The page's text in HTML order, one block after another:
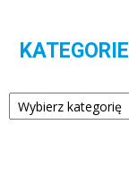
KATEGORIE
Kategorie